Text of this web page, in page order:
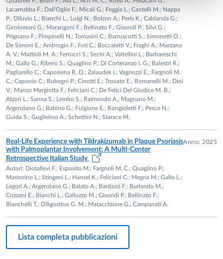
31-12-2013 Professore associato- Università di Parma
INSEGNAMENTI
1996-2002 (Chieti) Dermatologia nei corsi di Laurea di:
odontoiatria e protesi dentarie, Medicina e Chirurgia,
Farmacia, Scienze Infermieristiche. Corsi per Dietista,
Ostetrica.
1993- (Chieti e Roma) Scuole di Specializzazione in:
Dermatologia e Venereologia, Geriatria, Medicina Interna,
Chirurgia Plastica e Ricostruttiva, Gastroenterologia,
Pediatria, Urologia, Allergologia ed Immunologia Clinica,
Medicina dello Sport, Endocrinologia (tronco comune)
Da quando è stata istituita la valutazione dei docenti il Prof
Feliciani ha ottenuto numerose preferenze come miglior
docente in Dermatologia
Insegnamenti all'estero:
Presso le Università di Berlino (Humboldt Universitat) e di
2004, 2005, 2008, 2010 lezioni in lingua inglese di
dermatologia agli studenti del corso di laurea in medicina e
chirurgia nell’ambito del programma “teaching staff
Lacarrubba F.; Dall'Oglio F.; Micali G.; Foggia L.; Cantelli M.; Nappa
P.; Diluvio L.; Bianchi L.; Luigi N.; Bolzon A.; Peris K.; Caldarola G.;
Girolomoni G.; Marangoni F.; Bellinato F.; Gisondi P.; Silvi G.;
Prignano F.; Pimpinelli N.; Tomasini C.; Barruscotti S.; Simonetti O.;
De Simoni E.; Ambrogio F.; Foti C.; Boccaletti V.; Fraghi A.; Marzano
A. V.; Mattioli M. A.; Ferrucci S.; Sechi A.; Valtellini L.; Barbareschi
M.; Gallo G.; Ribero S.; Quaglino P.; Di Corteranzo I. G.; Balestri R.;
Pagliarello C.; Caposiena R. D.; Zalaudek I.; Vagnozzi E.; Fargnoli M.
C.; Caponio C.; Rubegni P.; Cinotti E.; Trovato E.; Romanelli M.; Dini
V.; Manzo Margiotta F.; Feliciani C.; De Felici Del Giudice M. B.;
Atzori L.; Sanna S.; Lembo S.; Raimondo A.; Magnano M.;
Argenziano G.; Babino G.; Fulgione E.; Rongioletti F.; Pesce N.;
Guida S.; Guglielmo A.; Schettini N.; Starace M.
Real-Life Experience with Tildrakizumab in Plaque Psoriasis
with Palmoplantar Involvement: A Multi-Center
Retrospective Italian Study
Autori: Diotallevi F.; Esposito M.; Fargnoli M. C.; Quaglino P.;
Mastorino L.; Stingeni L.; Hansel K.; Feliciani C.; Megna M.; Gallo L.;
Legori A.; Argenziano G.; Balato A.; Bardazzi F.; Burlando M.;
Cozzani E.; Bianchi L.; Galluzzo M.; Gisondi P.; Bellinato F.;
Bianchelli T.; D'Agostino G. M.; Matacchione G.; Campanati A.
Anno: 2025
Lista completa pubblicazioni